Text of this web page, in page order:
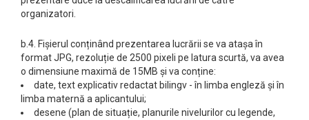
organizatori.
b.4. Fișierul conținând prezentarea lucrării se va atașa în
format JPG, rezoluție de 2500 pixeli pe latura scurtă, va avea
o dimensiune maximă de 15MB și va conține:
date, text explicativ redactat bilingv - în limba engleză și în
limba maternă a aplicantului;
desene (plan de situație, planurile nivelurilor cu legende,